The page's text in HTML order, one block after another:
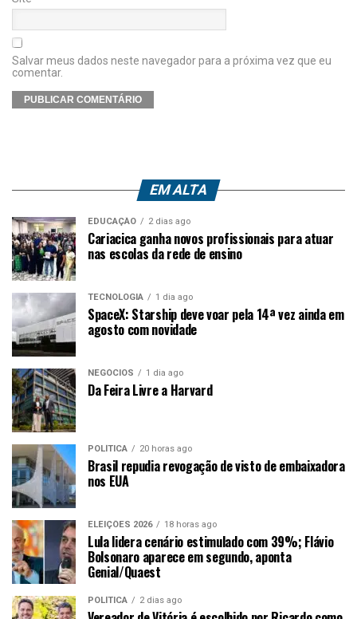
Salvar meus dados neste navegador para a próxima vez que eu
comentar.
EM ALTA
EDUCAÇÃO 2 dias ago
Cariacica ganha novos profissionais para atuar
nas escolas da rede de ensino
TECNOLOGIA 1 dia ago
SpaceX: Starship deve voar pela 14ª vez ainda em
agosto com novidade
NEGÓCIOS 1 dia ago
Da Feira Livre a Harvard
POLÍTICA 20 horas ago
Brasil repudia revogação de visto de embaixadora
nos EUA
ELEIÇÕES 2026 18 horas ago
Lula lidera cenário estimulado com 39%; Flávio
Bolsonaro aparece em segundo, aponta
Genial/Quaest
POLÍTICA 2 dias ago